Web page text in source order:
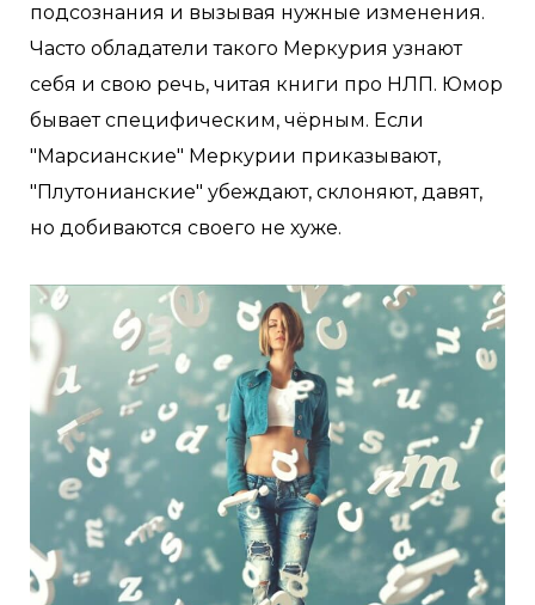
подсознания и вызывая нужные изменения.
Часто обладатели такого Меркурия узнают
себя и свою речь, читая книги про НЛП. Юмор
бывает специфическим, чёрным. Если
"Марсианские" Меркурии приказывают,
"Плутонианские" убеждают, склоняют, давят,
но добиваются своего не хуже.